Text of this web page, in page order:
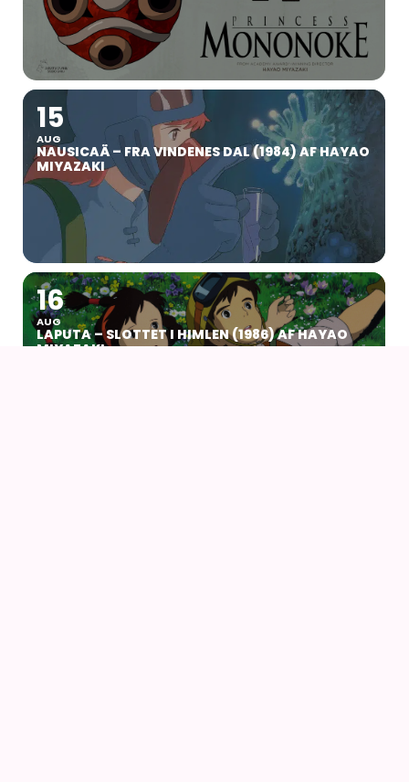
15
AUG
NAUSICAÄ – FRA VINDENES DAL (1984) AF HAYAO
MIYAZAKI
16
AUG
LAPUTA – SLOTTET I HIMLEN (1986) AF HAYAO
MIYAZAKI